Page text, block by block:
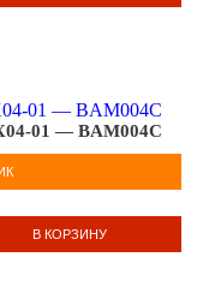
01 — BAM004C
В КОРЗИНУ